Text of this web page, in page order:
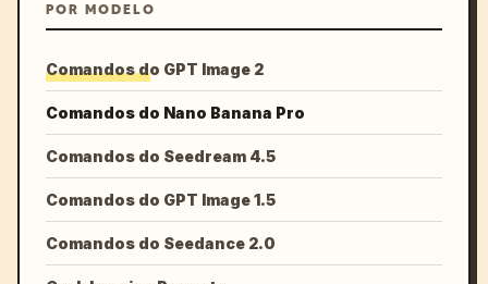
POR MODELO
Comandos do GPT Image 2
Comandos do Nano Banana Pro
Comandos do Seedream 4.5
Comandos do GPT Image 1.5
Comandos do Seedance 2.0